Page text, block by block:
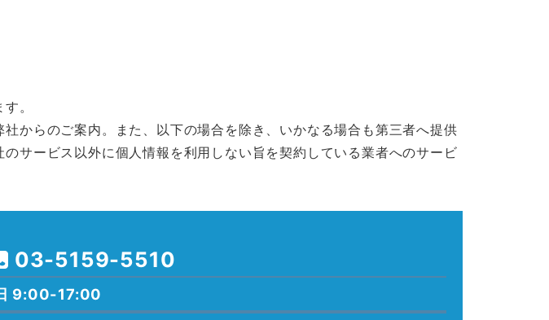
。
からのご案内。また、以下の場合を除き、いかなる場合も第三者へ提供
サービス以外に個人情報を利用しない旨を契約している業者へのサービ
03-5159-5510
9:00-17:00